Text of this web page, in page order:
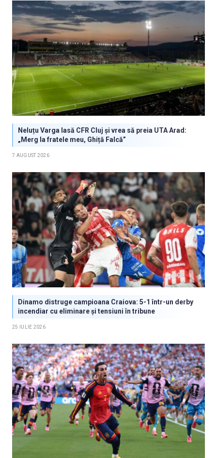
Neluțu Varga lasă CFR Cluj și vrea să preia UTA Arad:
„Merg la fratele meu, Ghiță Falcă”
7 AUGUST 2026
Dinamo distruge campioana Craiova: 5-1 într-un derby
incendiar cu eliminare și tensiuni în tribune
25 IULIE 2026